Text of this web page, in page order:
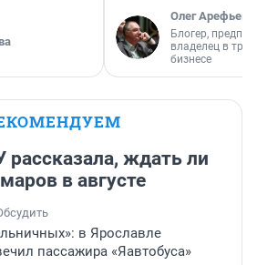
Олег Арефьев
Блогер,
владелец в
бизнесе
ждать ли
в августе
в Ярославле
пассажира «Яавтобуса»